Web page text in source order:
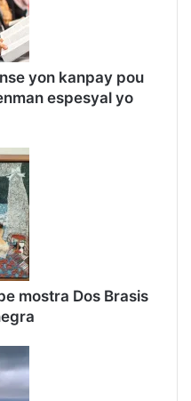
yon kanpay pou
espesyal yo
mostra Dos Brasis